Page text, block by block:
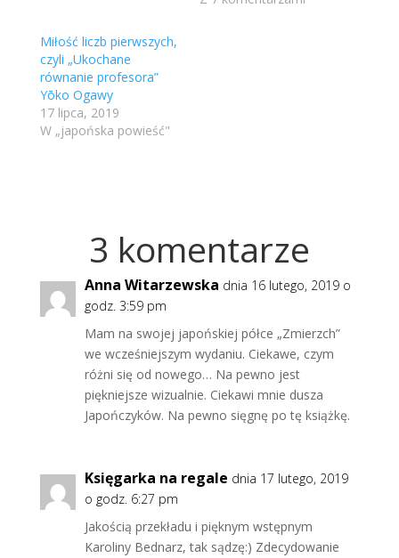
Miłość liczb pierwszych,
czyli „Ukochane
równanie profesora”
Yōko Ogawy
17 lipca, 2019
W „japońska powieść"
3 komentarze
Anna Witarzewska dnia 16 lutego, 2019 o
godz. 3:59 pm
Mam na swojej japońskiej półce „Zmierzch”
we wcześniejszym wydaniu. Ciekawe, czym
różni się od nowego… Na pewno jest
piękniejsze wizualnie. Ciekawi mnie dusza
Japończyków. Na pewno sięgnę po tę książkę.
Księgarka na regale dnia 17 lutego, 2019
o godz. 6:27 pm
Jakością przekładu i pięknym wstępnym
Karoliny Bednarz, tak sądzę:) Zdecydowanie